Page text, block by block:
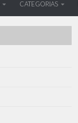
CATEGORIAS